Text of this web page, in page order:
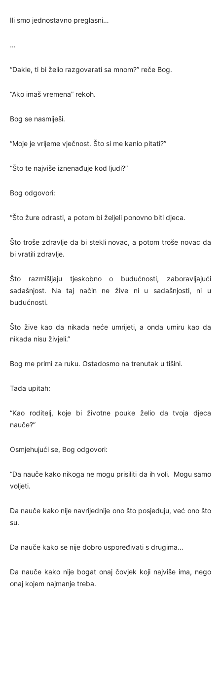
Ili smo jednostavno preglasni…
…
“Dakle, ti bi želio razgovarati sa mnom?” reče Bog.
“Ako imaš vremena” rekoh.
Bog se nasmiješi.
“Moje je vrijeme vječnost. Što si me kanio pitati?”
“Što te najviše iznenađuje kod ljudi?”
Bog odgovori:
“Što žure odrasti, a potom bi željeli ponovno biti djeca.
Što troše zdravlje da bi stekli novac, a potom troše novac da
bi vratili zdravlje.
Što razmišljaju tjeskobno o budućnosti, zaboravljajući
sadašnjost. Na taj način ne žive ni u sadašnjosti, ni u
budućnosti.
Što žive kao da nikada neće umrijeti, a onda umiru kao da
nikada nisu živjeli.”
Bog me primi za ruku. Ostadosmo na trenutak u tišini.
Tada upitah:
“Kao roditelj, koje bi životne pouke želio da tvoja djeca
nauče?”
Osmjehujući se, Bog odgovori:
“Da nauče kako nikoga ne mogu prisiliti da ih voli. Mogu samo
voljeti.
Da nauče kako nije navrijednije ono što posjeduju, već ono što
su.
Da nauče kako se nije dobro uspoređivati s drugima…
Da nauče kako nije bogat onaj čovjek koji najviše ima, nego
onaj kojem najmanje treba.